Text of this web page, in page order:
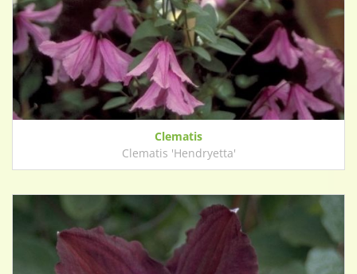
Clematis
Clematis 'Hendryetta'